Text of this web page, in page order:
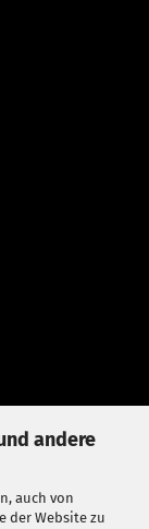
andere
auch von
der Website zu